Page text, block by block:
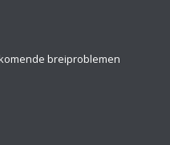
breiproblemen